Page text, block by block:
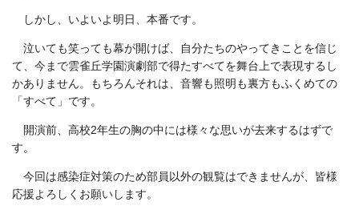
しかし、いよいよ明日、本番です。
泣いても笑っても幕が開けば、自分たちのやってきことを信じ
て、今まで雲雀丘学園演劇部で得たすべてを舞台上で表現するし
かありません。もちろんそれは、音響も照明も裏方もふくめての
「すべて」です。
開演前、高校2年生の胸の中には様々な思いが去来するはずで
す。
今回は感染症対策のため部員以外の観覧はできませんが、皆様
応援よろしくお願いします。